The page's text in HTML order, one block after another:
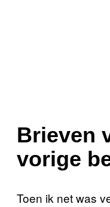
Brieven
vorige
Toen ik net was